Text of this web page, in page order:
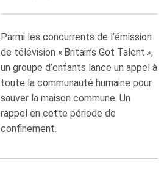
Parmi les concurrents de l’émission
de télévision « Britain’s Got Talent »,
un groupe d’enfants lance un appel à
toute la communauté humaine pour
sauver la maison commune. Un
rappel en cette période de
confinement.